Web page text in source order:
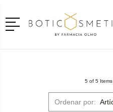
Menú
5 of 5 Items
Ordenar por: